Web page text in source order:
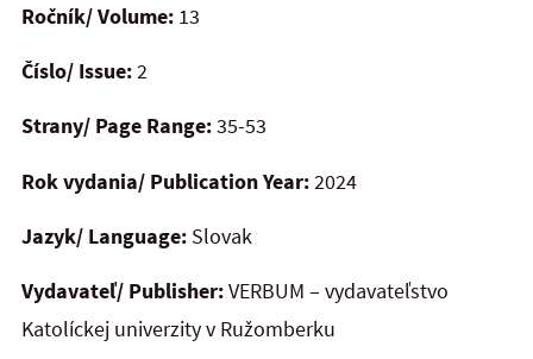
Ročník/ Volume: 13
Číslo/ Issue:2
Strany/ Page Range:35-53
Rok vydania/ Publication Year:2024
Jazyk/ Language: Slovak
Vydavateľ/ Publisher:VERBUM – vydavateľstvo
Katolíckej univerzity v Ružomberku